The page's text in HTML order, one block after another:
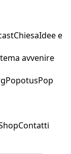
ChiesaIdee e
avvenire
PopotusPop
Contatti